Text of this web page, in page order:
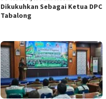
Dikukuhkan Sebagai Ketua DPC
Tabalong